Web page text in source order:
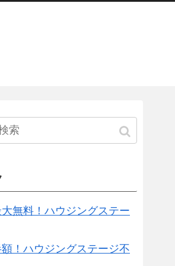
無料！ハウジングステー
！ハウジングステージ不